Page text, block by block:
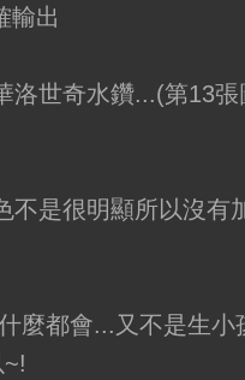
輸出
洛世奇水鑽...(第13張
不是很明顯所以沒有
麼都會...又不是生小